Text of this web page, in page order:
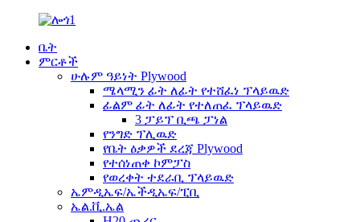
ቤት
ምርቶች
ሁሉም ዓይነት Plywood
ሜላሚን ፊት ለፊት የተሸፈነ ፕላይዉድ
ፊልም ፊት ለፊት የተለጠፈ ፕላይዉድ
3 ፓይፕ ቢጫ ፓነል
የንግድ ፕሊዉድ
የቤት ዕቃዎች ደረጃ Plywood
የተሰነጠቀ ኮምፓስ
የወረቀት ተደራቢ ፕላይዉድ
ኤምዲኤፍ/ኤችዲኤፍ/ፒቢ
ኤል.ቪ.ኤል